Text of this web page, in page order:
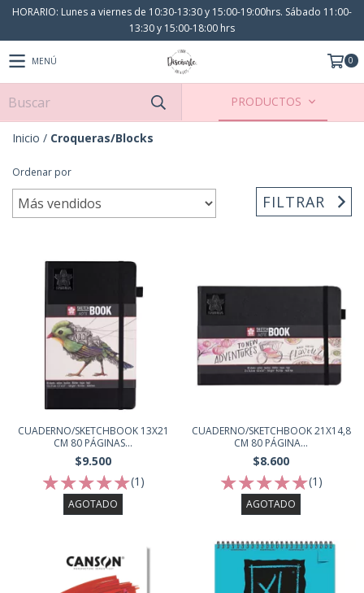
HORARIO: Lunes a viernes de 10:30-13:30 y 15:00-19:00hrs. Sábado 11:00-
13:30 y 15:00-18:00 hrs
MENÚ 0
PRODUCTOS
Inicio / Croqueras/Blocks
Ordenar por
FILTRAR
CUADERNO/SKETCHBOOK 13X21
CM 80 PÁGINAS...
$9.500
(1)
AGOTADO
CUADERNO/SKETCHBOOK 21X14,8
CM 80 PÁGINA...
$8.600
(1)
AGOTADO